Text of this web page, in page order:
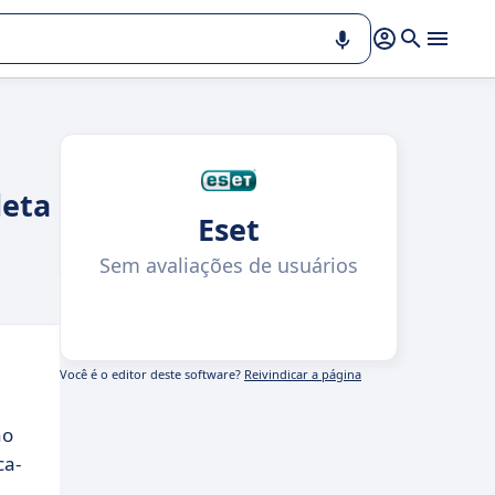
Eset
Sem avaliações de usuários
Você é o editor deste software? Reivindicar a página